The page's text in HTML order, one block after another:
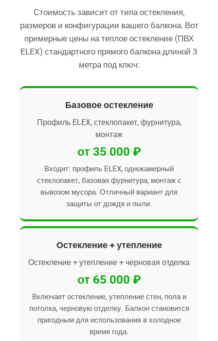
Стоимость зависит от типа остекления,
размеров и конфигурации вашего балкона. Вот
примерные цены на теплое остекление (ПВХ
ELEX) стандартного прямого балкона длиной 3
метра под ключ:
Базовое остекление
Профиль ELEX, стеклопакет, фурнитура,
монтаж
от 35 000 ₽
Входит: профиль ELEX, однокамерный
стеклопакет, базовая фурнитура, монтаж с
вывозом мусора. Отличный вариант для
защиты от дождя и пыли.
Остекление + утепление
Остекление + утепление + черновая отделка
от 65 000 ₽
Включает остекление, утепление стен, пола и
потолка, черновую отделку. Балкон становится
пригодным для использования в холодное
время года.